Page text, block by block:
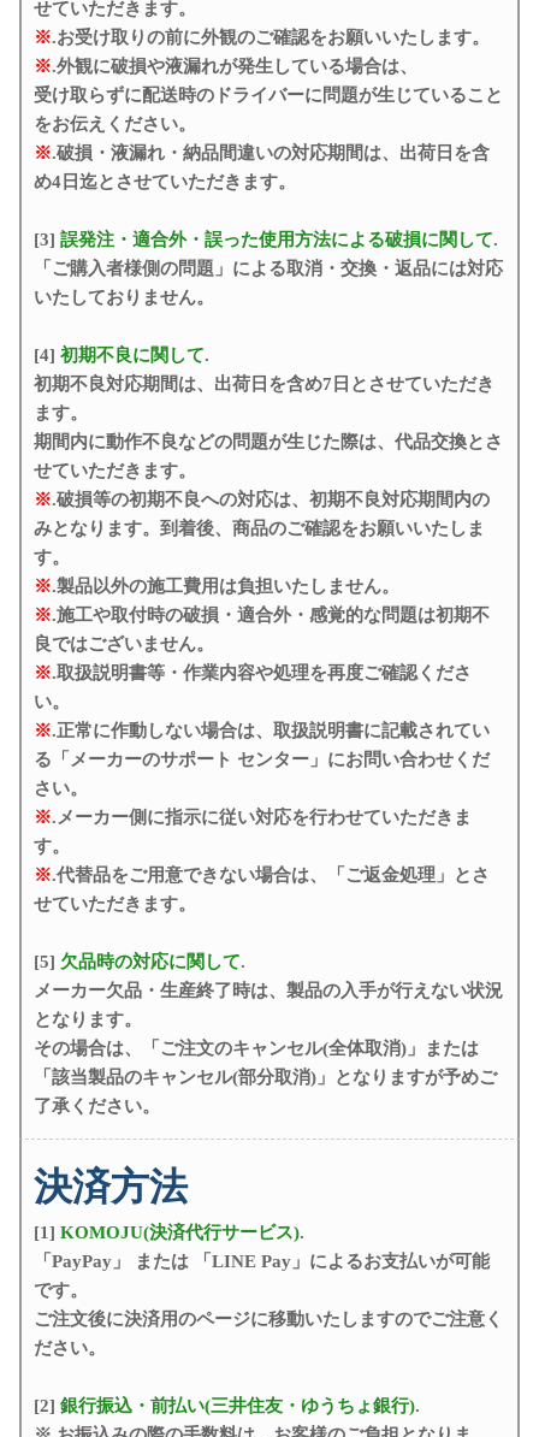
せていただきます。
※.お受け取りの前に外観のご確認をお願いいたします。
※.外観に破損や液漏れが発生している場合は、
受け取らずに配送時のドライバーに問題が生じていること
をお伝えください。
※.破損・液漏れ・納品間違いの対応期間は、出荷日を含
め4日迄とさせていただきます。
[3] 誤発注・適合外・誤った使用方法による破損に関して.
「ご購入者様側の問題」による取消・交換・返品には対応
いたしておりません。
[4] 初期不良に関して.
初期不良対応期間は、出荷日を含め7日とさせていただき
ます。
期間内に動作不良などの問題が生じた際は、代品交換とさ
せていただきます。
※.破損等の初期不良への対応は、初期不良対応期間内の
みとなります。到着後、商品のご確認をお願いいたしま
す。
※.製品以外の施工費用は負担いたしません。
※.施工や取付時の破損・適合外・感覚的な問題は初期不
良ではございません。
※.取扱説明書等・作業内容や処理を再度ご確認くださ
い。
※.正常に作動しない場合は、取扱説明書に記載されてい
る「メーカーのサポート センター」にお問い合わせくだ
さい。
※.メーカー側に指示に従い対応を行わせていただきま
す。
※.代替品をご用意できない場合は、「ご返金処理」とさ
せていただきます。
[5] 欠品時の対応に関して.
メーカー欠品・生産終了時は、製品の入手が行えない状況
となります。
その場合は、「ご注文のキャンセル(全体取消)」または
「該当製品のキャンセル(部分取消)」となりますが予めご
了承ください。
決済方法
[1] KOMOJU(決済代行サービス).
「PayPay」 または 「LINE Pay」によるお支払いが可能
です。
ご注文後に決済用のページに移動いたしますのでご注意く
ださい。
[2] 銀行振込・前払い(三井住友・ゆうちょ銀行).